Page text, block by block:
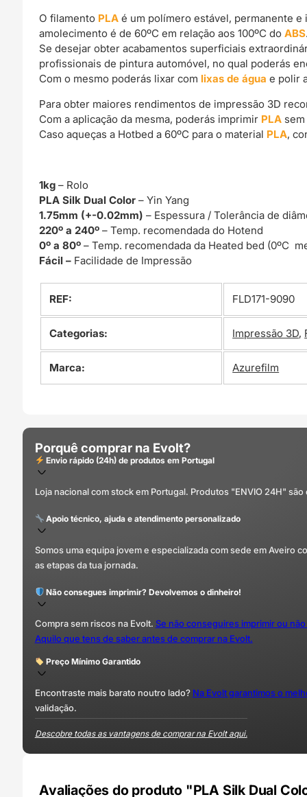
O filamento PLA é um polímero estável, permanente
amolecimento é de 60ºC em relação aos 100ºC doABS
Se desejar obter acabamentos superficiais
profissionais de pintura automóvel, no qual poderás
Com o mesmo poderás lixar com lixas de água e polir
Para obter maiores rendimentos de impressão 3D
Com a aplicação da mesma, poderás imprimir PLA
Caso aqueças a Hotbed a 60ºC para o material PLA,
1kg – Rolo
PLA Silk Dual Color– Yin Yang
1.75mm (+-0.02mm)– Espessura / Tolerância de
220º a 240º– Temp. recomendada do Hotend
0º a 80º– Temp. recomendada da Heated bed (0ºC
Fácil – Facilidade de Impressão
REF: FLD171-9090
Categorias: Impressão 3D,
Marca: Azurefilm
Porquê comprar na Evolt?
Envio rápido (24h) de produtos em Portugal
Loja nacional com stock em Portugal. Produtos "ENVIO 24H"
Apoio técnico, ajuda e atendimento personalizado
Somos uma equipa jovem e especializada com sede em Aveiro
as etapas da tua jornada.
Não consegues imprimir? Devolvemos o dinheiro!
Compra sem riscos na Evolt. Se não conseguires imprimir ou
Aquilo que tens de saber antes de comprar na Evolt.
Preço Mínimo Garantido
Encontraste mais barato noutro lado? Na Evolt garantimos o
validação.
Descobre todas as vantagens de comprar na Evolt aqui.
Avaliações do produto "PLA Silk Dual